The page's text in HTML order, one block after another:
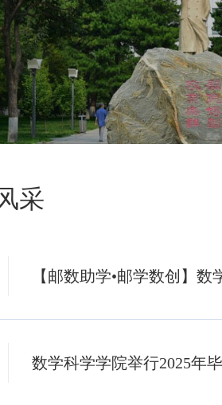
采
数学科学学院举行2025年